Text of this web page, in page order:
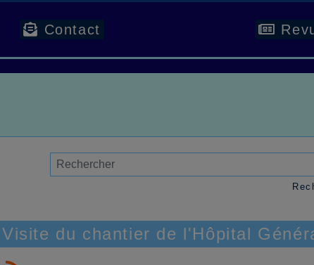
Contact
Visite du chantier de l'Hôpital